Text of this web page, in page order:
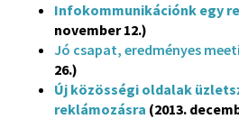
Infokommunikációnk egy
november 12.)
Jó csapat, eredményes
26.)
Új közösségi oldalak
reklámozásra (2013.